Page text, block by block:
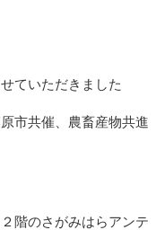
ていただきました
市共催、農畜産物共進
階のさがみはらアンテ